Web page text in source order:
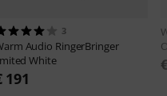
3
Audio RingerBringer
White
191